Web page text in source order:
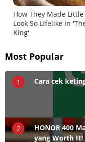
Most Popular
1 Cara cek
2
HONOR 400
yang Worth It!